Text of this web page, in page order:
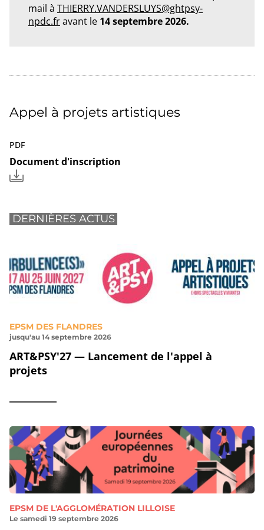
mail à THIERRY.VANDERSLUYS@ghtpsy-
npdc.fravant le 14 septembre 2026.
Appel à projets artistiques
PDF
Document d'inscription
DERNIÈRES ACTUS
EPSM DES FLANDRES
jusqu'au 14 septembre 2026
ART&PSY'27 — Lancement de l'appel à
projets
EPSM DE L'AGGLOMÉRATION LILLOISE
Le samedi 19 septembre 2026